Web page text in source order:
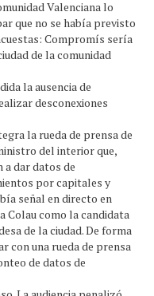
Valenciana lo
que no se había previsto
Compromís sería
de la comunidad
la ausencia de
desconexiones
la rueda de prensa de
del interior que,
dar datos de
por capitales y
señal en directo en
Colau como la candidata
de la ciudad. De forma
con una rueda de prensa
de datos de